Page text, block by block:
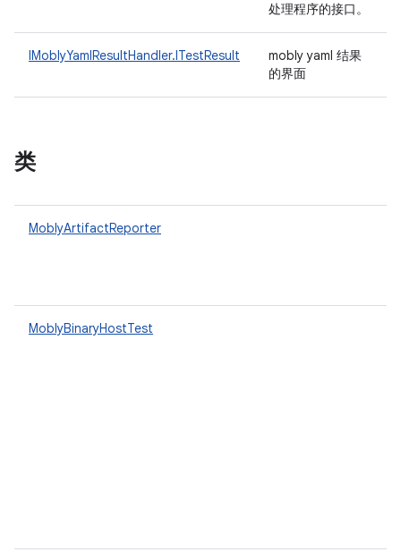
处理程序的接口。
IMoblyYamlResultHandler.ITestResult
mobly yaml 结果
的界面
类
MoblyArtifactReporter
MoblyBinaryHostTest